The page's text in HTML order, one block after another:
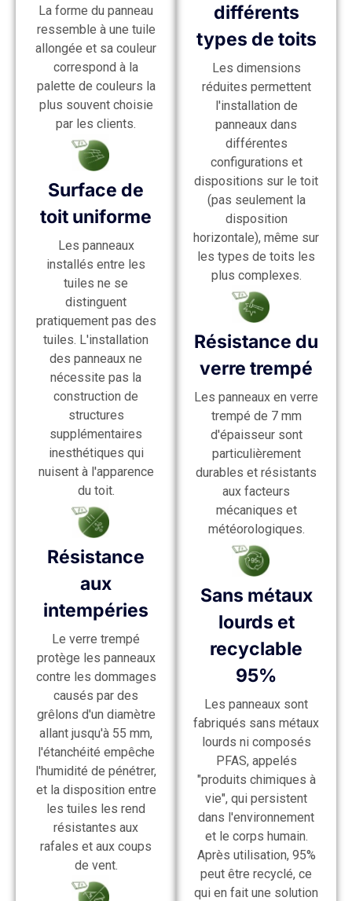
La forme du panneau
ressemble à une tuile
allongée et sa couleur
correspond à la
palette de couleurs la
plus souvent choisie
par les clients.
Surface de
toit uniforme
Les panneaux
installés entre les
tuiles ne se
distinguent
pratiquement pas des
tuiles. L'installation
des panneaux ne
nécessite pas la
construction de
structures
supplémentaires
inesthétiques qui
nuisent à l'apparence
du toit.
Résistance
aux
intempéries
Le verre trempé
protège les panneaux
contre les dommages
causés par des
grêlons d'un diamètre
allant jusqu'à 55 mm,
l'étanchéité empêche
l'humidité de pénétrer,
et la disposition entre
les tuiles les rend
résistantes aux
rafales et aux coups
de vent.
différents
types de toits
Les dimensions
réduites permettent
l'installation de
panneaux dans
différentes
configurations et
dispositions sur le toit
(pas seulement la
disposition
horizontale), même sur
les types de toits les
plus complexes.
Résistance du
verre trempé
Les panneaux en verre
trempé de 7 mm
d'épaisseur sont
particulièrement
durables et résistants
aux facteurs
mécaniques et
météorologiques.
Sans métaux
lourds et
recyclable
95%
Les panneaux sont
fabriqués sans métaux
lourds ni composés
PFAS, appelés
"produits chimiques à
vie", qui persistent
dans l'environnement
et le corps humain.
Après utilisation, 95%
peut être recyclé, ce
qui en fait une solution